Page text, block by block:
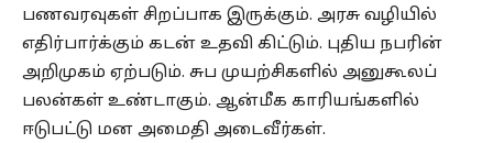
பணவரவுகள் சிறப்பாக இருக்கும். அரசு வழியில்
எதிர்பார்க்கும் கடன் உதவி கிட்டும். புதிய நபரின்
அறிமுகம் ஏற்படும். சுப முயற்சிகளில் அனுகூலப்
பலன்கள் உண்டாகும். ஆன்மீக காரியங்களில்
ஈடுபட்டு மன அமைதி அடைவீர்கள்.